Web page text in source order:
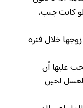
كانت جنب،
خلال فترة
عليها أن
لحين